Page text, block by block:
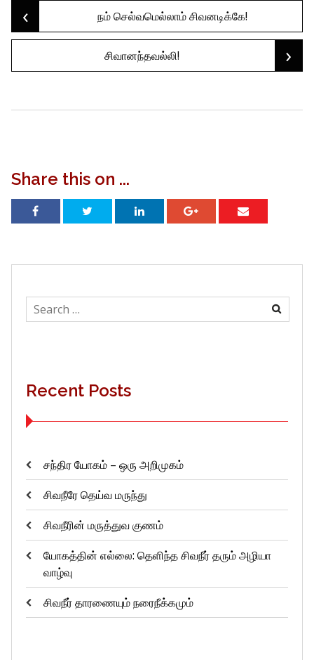
Post
navigation
‹ நம் செல்வமெல்லாம் சிவனடிக்கே!
சிவானந்தவல்லி! ›
Share this on ...
Search
for:
Recent Posts
சந்திர யோகம் – ஒரு அறிமுகம்
சிவநீரே தெய்வ மருந்து
சிவநீரின் மருத்துவ குணம்
யோகத்தின் எல்லை: தெளிந்த சிவநீர் தரும் அழியா
வாழ்வு
சிவநீர் தாரணையும் நரைநீக்கமும்